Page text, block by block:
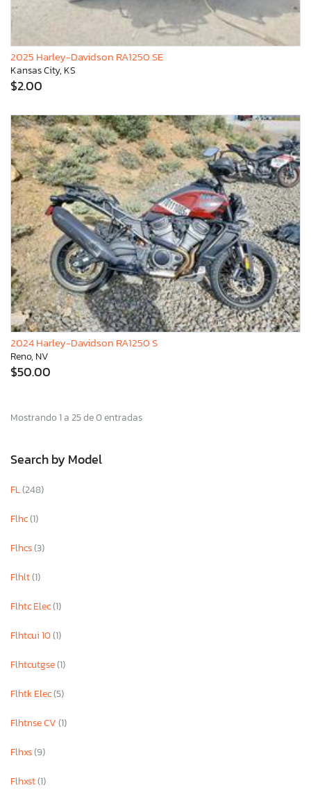
2025 Harley-Davidson RA1250 SE
Kansas City, KS
$2.00
2024 Harley-Davidson RA1250 S
Reno, NV
$50.00
Mostrando 1 a 25 de 0 entradas
Search by Model
FL(248)
Flhc(1)
Flhcs(3)
Flhlt(1)
Flhtc Elec(1)
Flhtcui 10(1)
Flhtcutgse(1)
Flhtk Elec(5)
Flhtnse CV(1)
Flhxs(9)
Flhxst(1)